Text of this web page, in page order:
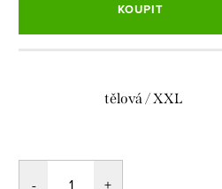
KOUPIT
tělová / XXL